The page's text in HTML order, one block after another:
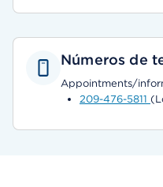
Números de
Appointments/
209-476-5811